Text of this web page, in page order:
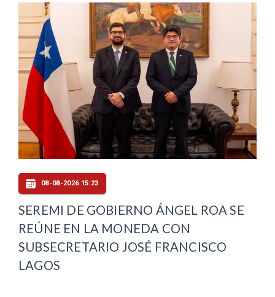
08-08-2026 15:23
SEREMI DE GOBIERNO ÁNGEL ROA SE
REÚNE EN LA MONEDA CON
SUBSECRETARIO JOSÉ FRANCISCO
LAGOS